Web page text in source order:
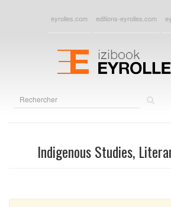
eyrolles.com editions-eyrolles.com
Indigenous Studies,